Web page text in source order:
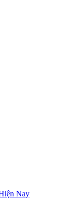
Nay